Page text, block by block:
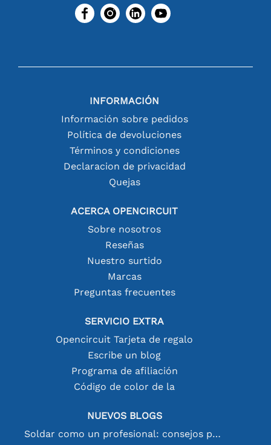
INFORMACIÓN
Información sobre pedidos
Política de devoluciones
Términos y condiciones
Declaracion de privacidad
Quejas
ACERCA OPENCIRCUIT
Sobre nosotros
Reseñas
Nuestro surtido
Marcas
Preguntas frecuentes
SERVICIO EXTRA
Opencircuit Tarjeta de regalo
Escribe un blog
Programa de afiliación
Código de color de la
NUEVOS BLOGS
Soldar como un profesional: consejos para conexiones electrónicas perfectas